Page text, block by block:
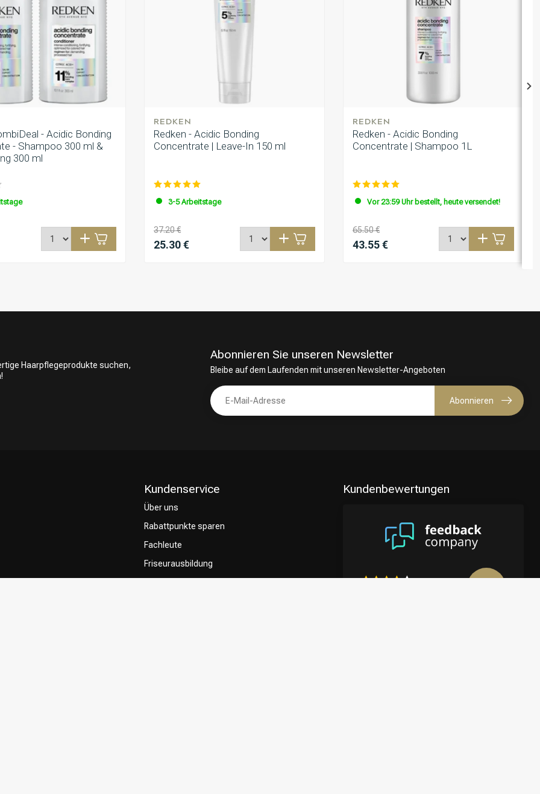
- Acidic Bonding
- Shampoo 300 ml &
300 ml
REDKEN
Redken - Acidic Bonding
Concentrate | Leave-In 150 ml
3-5 Arbeitstage
37.20 €
25.30 €
REDKEN
Redken - Acidic Bonding
Concentrate | Shampoo 1L
Vor 23:59 Uhr bestellt, heute versendet!
65.50 €
43.55 €
Haarpflegeprodukte suchen,
Abonnieren Sie unseren Newsletter
Bleibe auf dem Laufenden mit unseren Newsletter-Angeboten
Abonnieren
Kundenservice
Über uns
Rabattpunkte sparen
Fachleute
Friseurausbildung
Kundenbewertungen